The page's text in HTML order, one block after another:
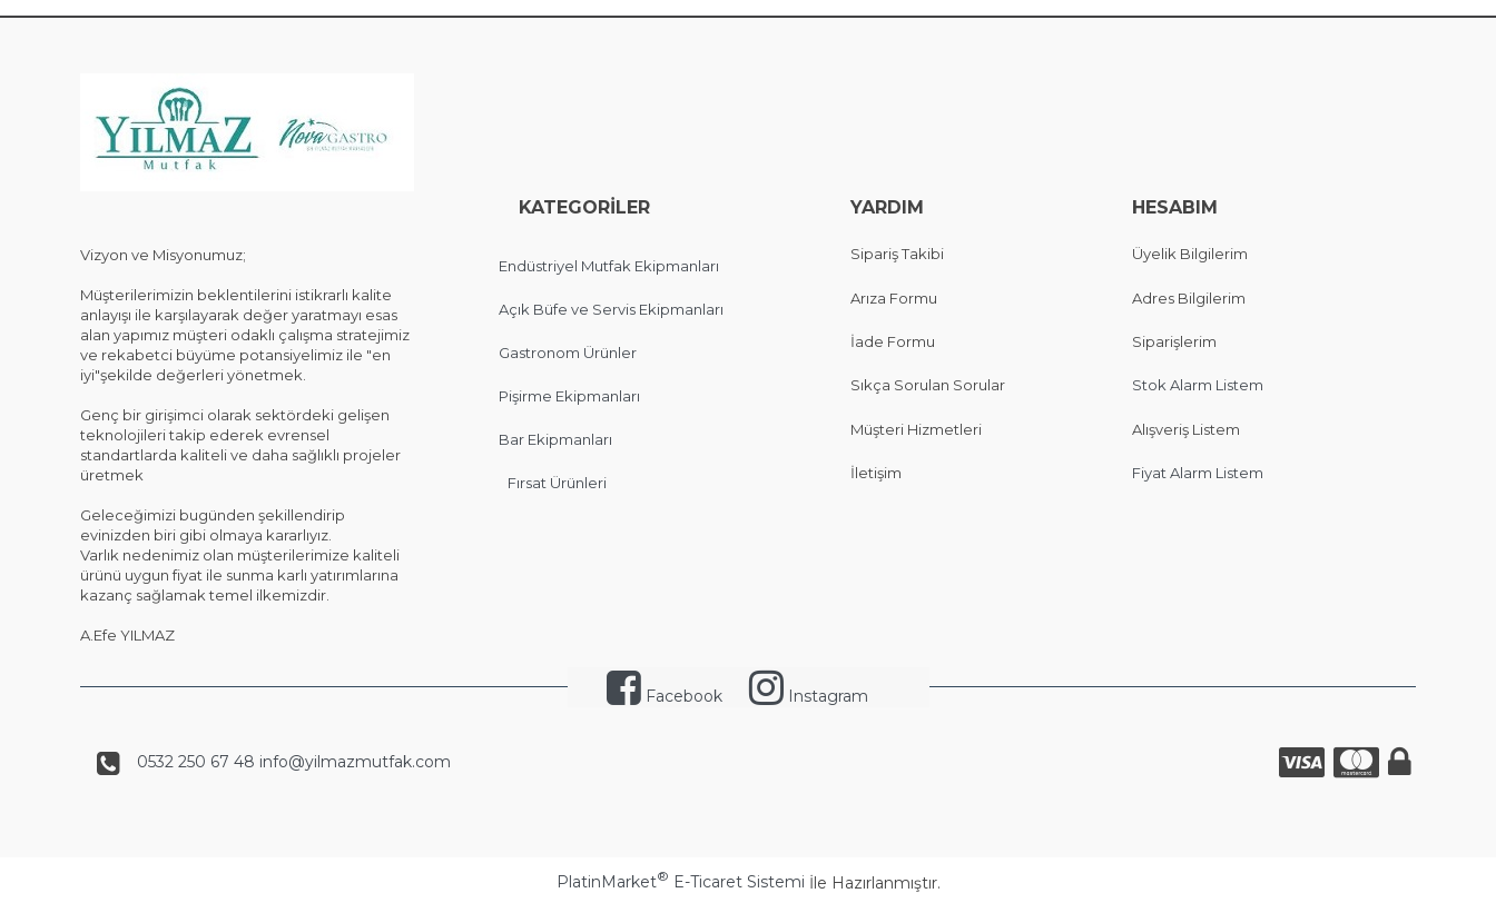
Vizyon ve Misyonumuz;
Müşterilerimizin beklentilerini istikrarlı kalite
anlayışı ile karşılayarak değer yaratmayı esas
alan yapımız müşteri odaklı çalışma stratejimiz
ve rekabetci büyüme potansiyelimiz ile "en
iyi"şekilde değerleri yönetmek.
Genç bir girişimci olarak sektördeki gelişen
teknolojileri takip ederek evrensel
standartlarda kaliteli ve daha sağlıklı projeler
üretmek
Geleceğimizi bugünden şekillendirip
evinizden biri gibi olmaya kararlıyız.
Varlık nedenimiz olan müşterilerimize kaliteli
ürünü uygun fiyat ile sunma karlı yatırımlarına
kazanç sağlamak temel ilkemizdir.
A.Efe YILMAZ
KATEGORİLER
Endüstriyel Mutfak Ekipmanları
Açık Büfe ve Servis Ekipmanları
Gastronom Ürünler
Pişirme Ekipmanları
Bar Ekipmanları
Fırsat Ürünleri
YARDIM
Sipariş Takibi
Arıza Formu
İade Formu
Sıkça Sorulan Sorular
Müşteri Hizmetleri
İletişim
HESABIM
Üyelik Bilgilerim
Adres Bilgilerim
Siparişlerim
Stok Alarm Listem
Alışveriş Listem
Fiyat Alarm Listem
Facebook Instagram
0532 250 67 48 info@yilmazmutfak.com
PlatinMarket® E-Ticaret Sistemi İle Hazırlanmıştır.